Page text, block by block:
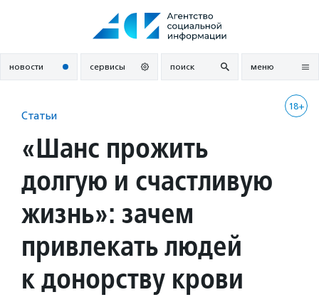
новости сервисы поиск меню
18+
Статьи
«Шанс прожить
долгую и счастливую
жизнь»: зачем
привлекать людей
к донорству крови